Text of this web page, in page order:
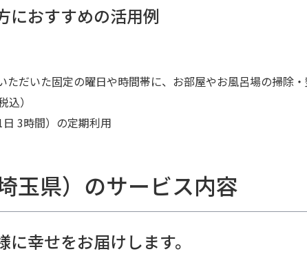
におすすめの活用例
ただいた固定の曜日や時間帯に、お部屋やお風呂場の掃除
）
3時間）の定期利用
玉県）のサービス内容
幸せをお届けします。